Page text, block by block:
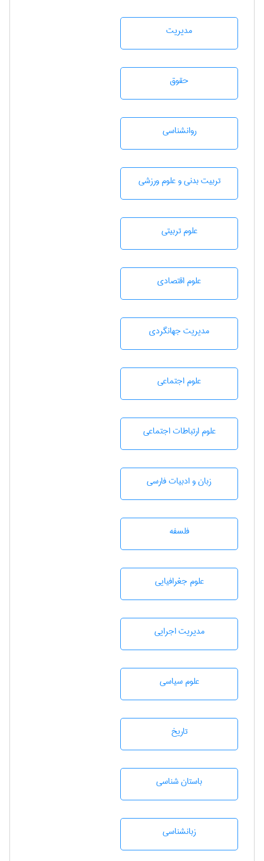
مديريت
حقوق
روانشناسی
تربيت بدنی و علوم ورزشی
علوم تربيتی
علوم اقتصادی
مديريت جهانگردی
علوم اجتماعی
علوم ارتباطات اجتماعی
زبان و ادبيات فارسی
فلسفه
علوم جغرافيايی
مديريت اجرايی
علوم سياسی
تاريخ
باستان شناسی
زبانشناسی